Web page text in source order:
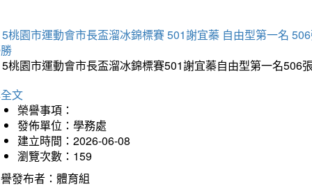
桃園市運動會市長盃溜冰錦標賽 501謝宜蓁 自由型第一名
桃園市運動會市長盃溜冰錦標賽501謝宜蓁自由型第一名
文
榮譽事項：
發佈單位：學務處
建立時間：2026-06-08
瀏覽次數：159
發布者：體育組